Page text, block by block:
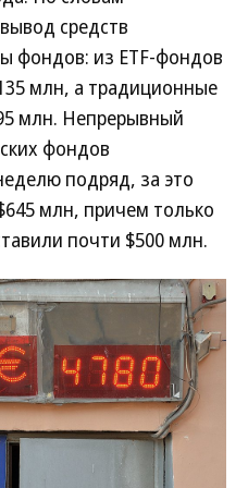
средств
фондов: из ETF-фондов
млн, а традиционные
млн. Непрерывный
фондов
подряд, за это
млн, причем только
почти $500 млн.